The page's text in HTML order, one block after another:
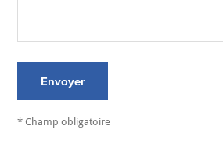
Envoyer